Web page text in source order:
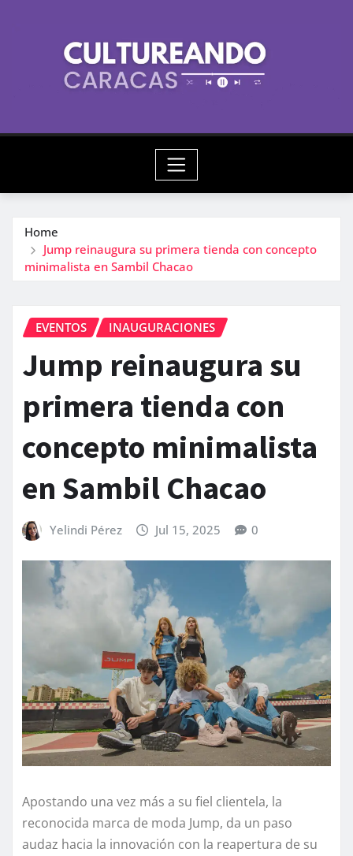
Home
Jump reinaugura su primera tienda con concepto
minimalista en Sambil Chacao
EVENTOS INAUGURACIONES
Jump reinaugura su
primera tienda con
concepto minimalista
en Sambil Chacao
Yelindi Pérez Jul 15, 2025 0
Apostando una vez más a su fiel clientela, la
reconocida marca de moda Jump, da un paso
audaz hacia la innovación con la reapertura de su